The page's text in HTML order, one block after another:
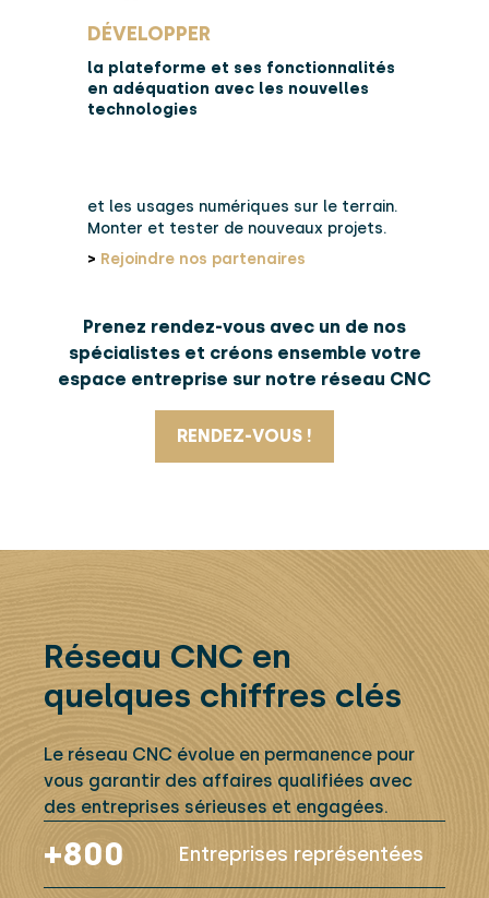
DÉVELOPPER
la plateforme et ses fonctionnalités
en adéquation avec les nouvelles
technologies
et les usages numériques sur le terrain.
Monter et tester de nouveaux projets.
> Rejoindre nos partenaires
Prenez rendez-vous avec un de nos
spécialistes et créons ensemble votre
espace entreprise sur notre réseau CNC
RENDEZ-VOUS !
Réseau CNC en
quelques chiffres clés
Le réseau CNC évolue en permanence pour
vous garantir des affaires qualifiées avec
des entreprises sérieuses et engagées.
+800 Entreprises représentées